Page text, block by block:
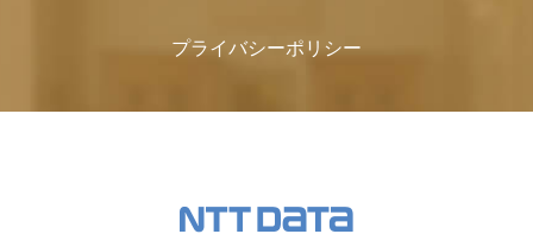
プライバシーポリシー